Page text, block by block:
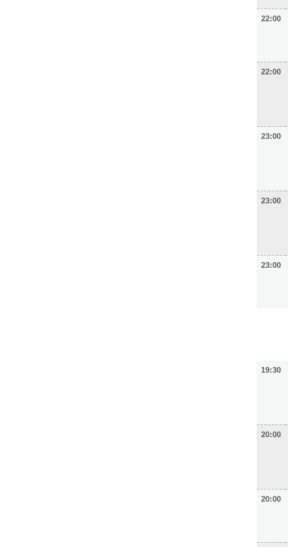
22:00
22:00
23:00
23:00
23:00
19:30
20:00
20:00